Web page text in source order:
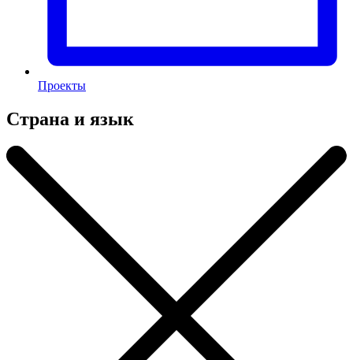
Проекты
Страна и язык